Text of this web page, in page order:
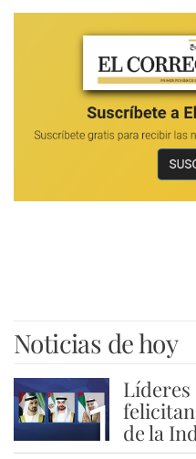
Noticias de hoy
1
Líderes
de la